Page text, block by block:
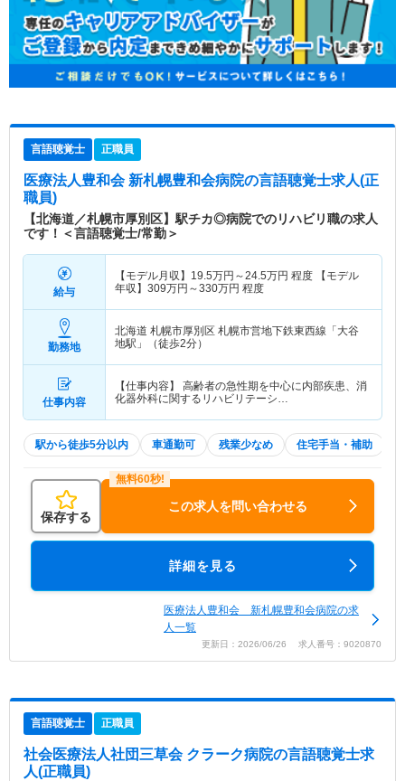
言語聴覚士 正職員
医療法人豊和会 新札幌豊和会病院の言語聴覚士求人(正
職員)
【北海道／札幌市厚別区】駅チカ◎病院でのリハビリ職の求人
です！＜言語聴覚士/常勤＞
給与
【モデル月収】 19.5万円～24.5万円 程度 【モデル
年収】 309万円～330万円 程度
勤務地
北海道 札幌市厚別区 札幌市営地下鉄東西線「大谷
地駅」（徒歩2分）
仕事内容
【仕事内容】 高齢者の急性期を中心に内部疾患、消
化器外科に関するリハビリテーシ…
駅から徒歩5分以内 車通勤可 残業少なめ 住宅手当・補助
保存する
この求人を問い合わせる
詳細を見る
医療法人豊和会 新札幌豊和会病院の求
人一覧
更新日：2026/06/26 求人番号：9020870
言語聴覚士 正職員
社会医療法人社団三草会 クラーク病院の言語聴覚士求
人(正職員)